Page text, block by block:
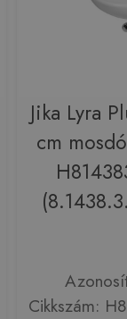
Jika Lyra
cm
Cikkszám: